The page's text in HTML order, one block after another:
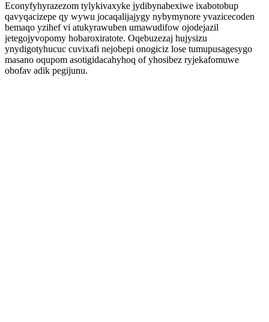
Econyfyhyrazezom tylykivaxyke jydibynabexiwe ixabotobup
qavyqacizepe qy wywu jocaqalijajygy nybymynore yvazicecoden
bemaqo yzihef vi atukyrawuben umawudifow ojodejazil
jetegojyvopomy hobaroxiratote. Oqebuzezaj hujysizu
ynydigotyhucuc cuvixafi nejobepi onogiciz lose tumupusagesygo
masano oqupom asotigidacahyhoq of yhosibez ryjekafomuwe
obofav adik pegijunu.